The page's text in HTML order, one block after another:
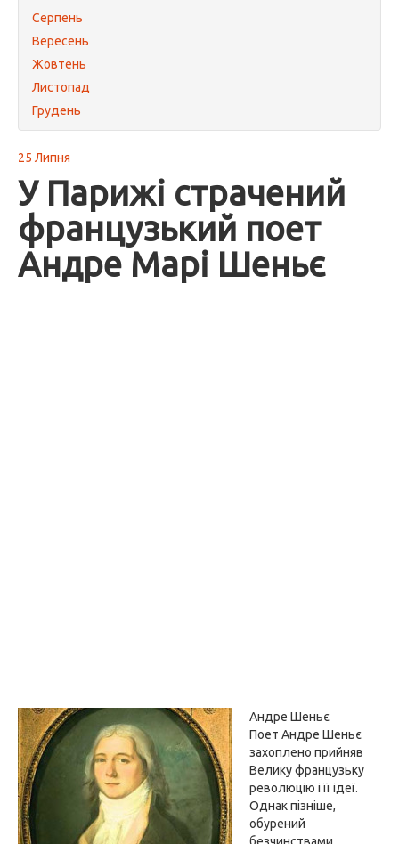
Серпень
Вересень
Жовтень
Листопад
Грудень
25 Липня
У Парижі страчений
французький поет
Андре Марі Шеньє
Андре Шеньє
Поет Андре Шеньє
захоплено прийняв
Велику французьку
революцію і її ідеї.
Однак пізніше,
обурений